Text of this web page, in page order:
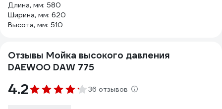
Длина, мм: 580
Ширина, мм: 620
Высота, мм: 510
Отзывы Мойка высокого давления
DAEWOO DAW 775
4.2 36 отзывов